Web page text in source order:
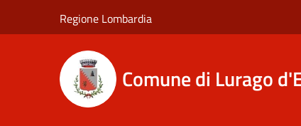
Regione Lombardia
Comune di Lurago